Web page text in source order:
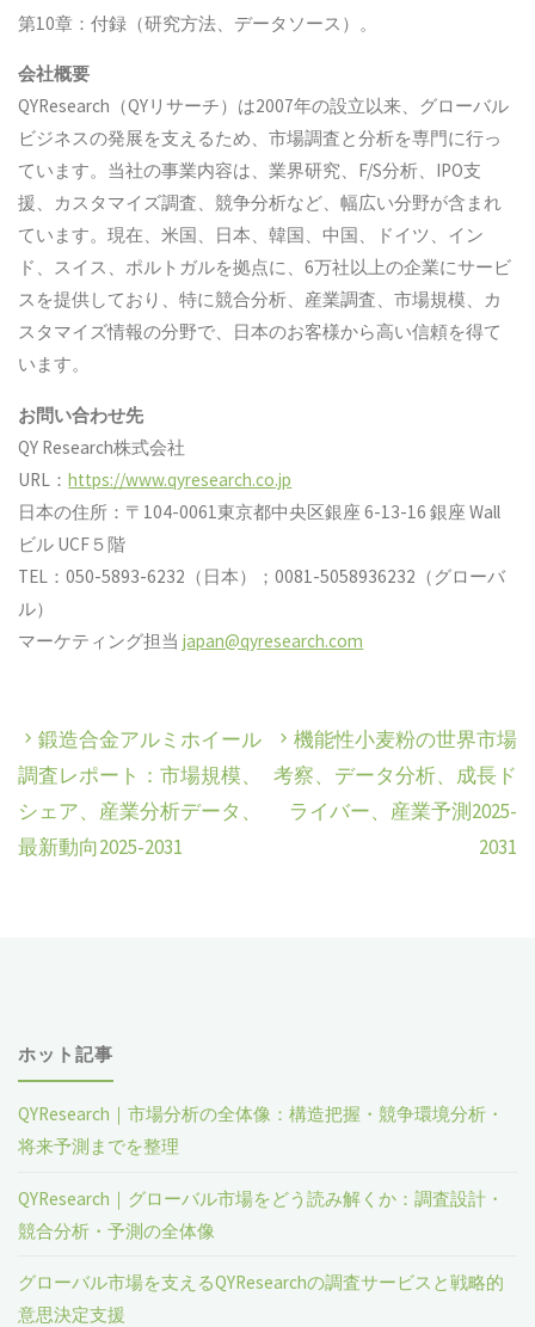
第10章：付録（研究方法、データソース）。
会社概要
QYResearch（QYリサーチ）は2007年の設立以来、グローバル
ビジネスの発展を支えるため、市場調査と分析を専門に行っ
ています。当社の事業内容は、業界研究、F/S分析、IPO支
援、カスタマイズ調査、競争分析など、幅広い分野が含まれ
ています。現在、米国、日本、韓国、中国、ドイツ、イン
ド、スイス、ポルトガルを拠点に、6万社以上の企業にサービ
スを提供しており、特に競合分析、産業調査、市場規模、カ
スタマイズ情報の分野で、日本のお客様から高い信頼を得て
います。
お問い合わせ先
QY Research株式会社
URL：https://www.qyresearch.co.jp
日本の住所：〒104-0061東京都中央区銀座 6-13-16 銀座 Wall
ビル UCF５階
TEL：050-5893-6232（日本）；0081-5058936232（グローバ
ル）
マーケティング担当japan@qyresearch.com
鍛造合金アルミホイール
調査レポート：市場規模、
シェア、産業分析データ、
最新動向2025-2031
機能性小麦粉の世界市場
考察、データ分析、成長ド
ライバー、産業予測2025-
2031
ホット記事
QYResearch｜市場分析の全体像：構造把握・競争環境分析・
将来予測までを整理
QYResearch｜グローバル市場をどう読み解くか：調査設計・
競合分析・予測の全体像
グローバル市場を支えるQYResearchの調査サービスと戦略的
意思決定支援